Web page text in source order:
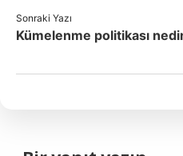
Sonraki Yazı
Kümelenme politikası